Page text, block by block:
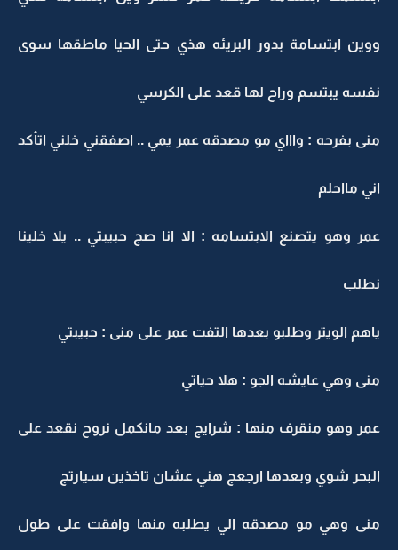
ووين ابتسامة بدور البريئه هذي حتى الحيا ماطقها سوى
نفسه يبتسم وراح لها قعد على الكرسي
منى بفرحه : واااي مو مصدقه عمر يمي .. اصفقني خلني اتأكد
اني مااحلم
عمر وهو يتصنع الابتسامه : الا انا صج حبيبتي .. يلا خلينا
نطلب
ياهم الويتر وطلبو بعدها التفت عمر على منى : حبيبتي
منى وهي عايشه الجو : هلا حياتي
عمر وهو منقرف منها : شرايج بعد مانكمل نروح نقعد على
البحر شوي وبعدها ارجعج هني عشان تاخذين سيارتج
منى وهي مو مصدقه الي يطلبه منها وافقت على طول